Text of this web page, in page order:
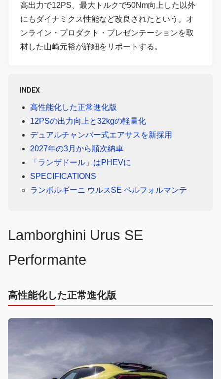
高出力で12PS、最大トルクで50Nm向上した以外
にもダイナミクス性能など改良されたという。オ
ンライン・プロダクト・プレゼンテーションを取
材した山崎元裕が詳細をリポートする。
INDEX
高性能化した正常進化版
12PSの出力向上と32kgの軽量化
デュアルチャンバー式エアサスを新採用
2027年の3月から順次納車
「ランザドール」はPHEVに
SPECIFICATIONS
ランボルギーニ ウルスSE ペルフォルマンテ
Lamborghini Urus SE
Performante
高性能化した正常進化版